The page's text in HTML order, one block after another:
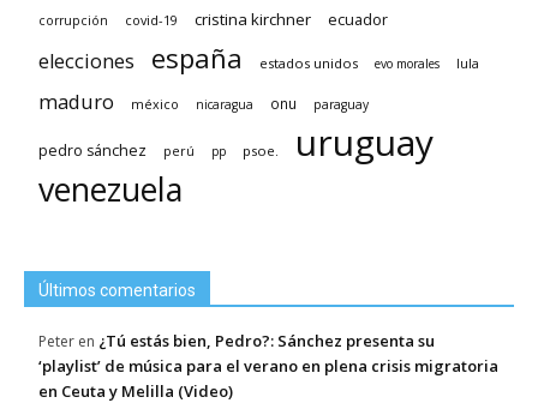
corrupción covid-19 cristina kirchner ecuador
elecciones españa estados unidos evo morales lula
maduro méxico nicaragua onu paraguay
pedro sánchez perú pp psoe. uruguay
venezuela
Últimos comentarios
Peter en ¿Tú estás bien, Pedro?: Sánchez presenta su
‘playlist’ de música para el verano en plena crisis migratoria
en Ceuta y Melilla (Video)